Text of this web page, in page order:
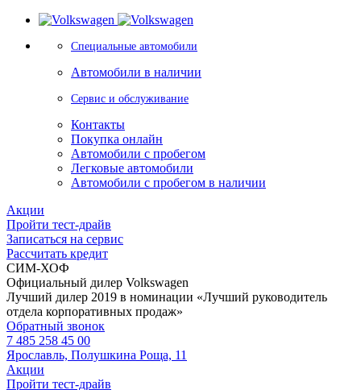
Специальные автомобили
Автомобили в наличии
Сервис и обслуживание
Контакты
Покупка онлайн
Автомобили с пробегом
Легковые автомобили
Автомобили с пробегом в наличии
Акции
Пройти тест-драйв
Записаться на сервис
Рассчитать кредит
СИМ-ХОФ
Официальный дилер Volkswagen
Лучший дилер 2019 в номинации «Лучший руководитель
отдела корпоративных продаж»
Обратный звонок
7 485 258 45 00
Ярославль, Полушкина Роща, 11
Акции
Пройти тест-драйв